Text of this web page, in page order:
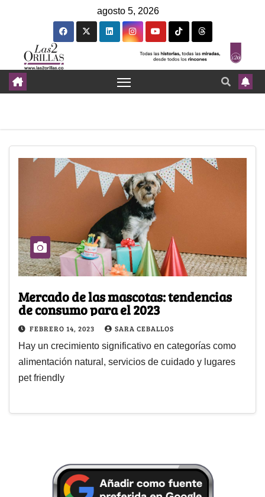
agosto 5, 2026
Mercado de las mascotas: tendencias
de consumo para el 2023
FEBRERO 14, 2023 SARA CEBALLOS
Hay un crecimiento significativo en categorías como
alimentación natural, servicios de cuidado y lugares
pet friendly